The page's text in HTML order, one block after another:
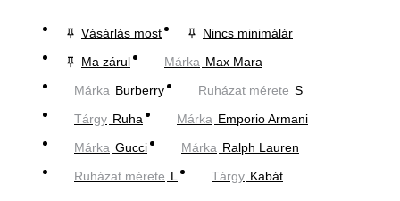
Vásárlás most
Nincs minimálár
Ma zárul
Márka Max Mara
Márka Burberry Ruházat mérete S
Tárgy Ruha Márka Emporio Armani
Márka Gucci Márka Ralph Lauren
Ruházat mérete L Tárgy Kabát